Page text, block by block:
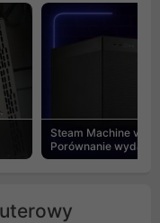
Steam Machine vs
Porównanie